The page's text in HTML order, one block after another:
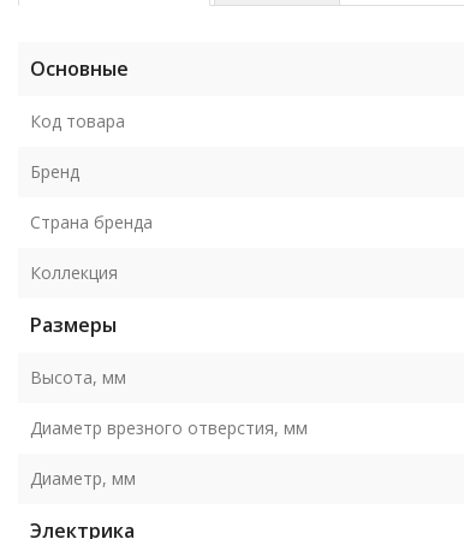
Основные
Код товара
Бренд
Страна бренда
Коллекция
Размеры
Высота, мм
Диаметр врезного отверстия, мм
Диаметр, мм
Электрика